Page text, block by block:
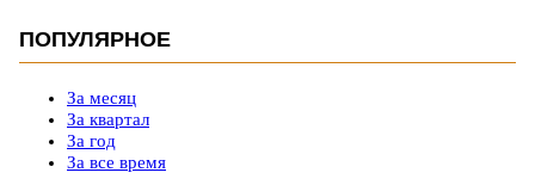
ПОПУЛЯРНОЕ
За месяц
За квартал
За год
За все время